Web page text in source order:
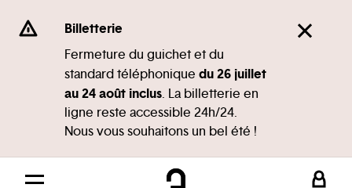
Se rendre au
Contenu principal
Pied de page
Billetterie
Fermeture du guichet et du
standard téléphonique du 26 juillet
au 24 août inclus. La billetterie en
ligne reste accessible 24h/24.
Nous vous souhaitons un bel été !